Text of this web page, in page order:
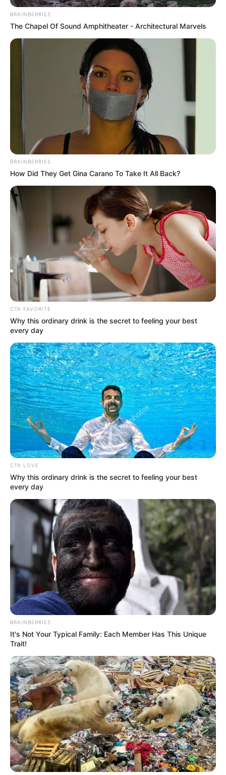
BRAINBERRIES
The Chapel Of Sound Amphitheater - Architectural Marvels
BRAINBERRIES
How Did They Get Gina Carano To Take It All Back?
CTA FAVORITE
Why this ordinary drink is the secret to feeling your best
every day
CTA LOVE
Why this ordinary drink is the secret to feeling your best
every day
BRAINBERRIES
It's Not Your Typical Family: Each Member Has This Unique
Trait!